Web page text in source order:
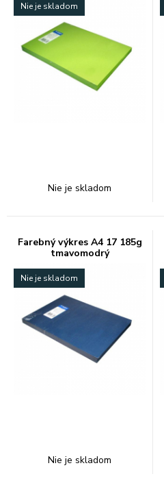
Nie je skladom
Nie je skladom
Farebný výkres A4 17 185g
tmavomodrý
Nie je skladom
Nie je skladom